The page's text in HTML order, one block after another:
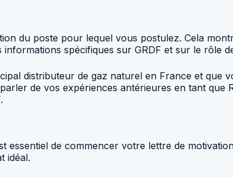
du poste pour lequel vous postulez. Cela
spécifiques sur GRDF et sur le rôle
distributeur de gaz naturel en France et que
de vos expériences antérieures en tant que
essentiel de commencer votre lettre de
idéal.